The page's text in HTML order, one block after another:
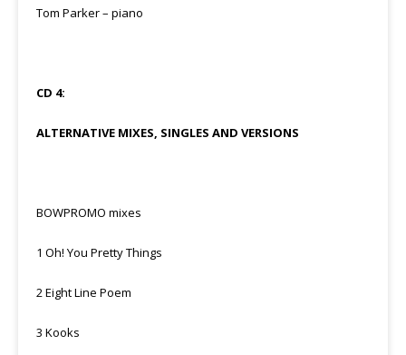
Tom Parker – piano
CD 4:
ALTERNATIVE MIXES, SINGLES AND VERSIONS
BOWPROMO mixes
1 Oh! You Pretty Things
2 Eight Line Poem
3 Kooks